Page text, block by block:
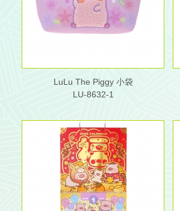
LuLu The Piggy 小袋
LU-8632-1